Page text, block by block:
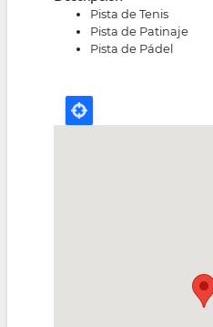
Pista de Tenis
Pista de Patinaje
Pista de Pádel